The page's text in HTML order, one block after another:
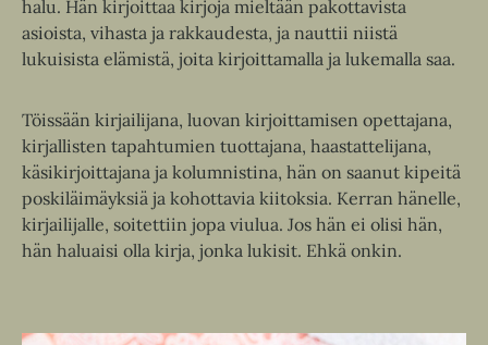
halu. Hän kirjoittaa kirjoja mieltään pakottavista
asioista, vihasta ja rakkaudesta, ja nauttii niistä
lukuisista elämistä, joita kirjoittamalla ja lukemalla saa.
Töissään kirjailijana, luovan kirjoittamisen opettajana,
kirjallisten tapahtumien tuottajana, haastattelijana,
käsikirjoittajana ja kolumnistina, hän on saanut kipeitä
poskiläimäyksiä ja kohottavia kiitoksia. Kerran hänelle,
kirjailijalle, soitettiin jopa viulua. Jos hän ei olisi hän,
hän haluaisi olla kirja, jonka lukisit. Ehkä onkin.